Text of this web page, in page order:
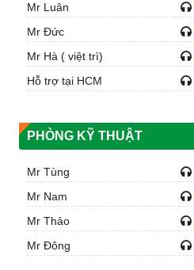
Mr Luân
Mr Đức
Mr Hà ( việt trì)
Hỗ trợ tại HCM
PHÒNG KỸ THUẬT
Mr Tùng
Mr Nam
Mr Thảo
Mr Đông